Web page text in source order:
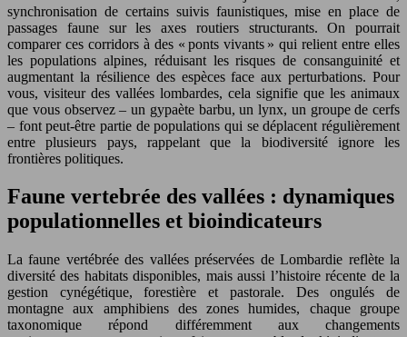
synchronisation de certains suivis faunistiques, mise en place de
passages faune sur les axes routiers structurants. On pourrait
comparer ces corridors à des « ponts vivants » qui relient entre elles
les populations alpines, réduisant les risques de consanguinité et
augmentant la résilience des espèces face aux perturbations. Pour
vous, visiteur des vallées lombardes, cela signifie que les animaux
que vous observez – un gypaète barbu, un lynx, un groupe de cerfs
– font peut-être partie de populations qui se déplacent régulièrement
entre plusieurs pays, rappelant que la biodiversité ignore les
frontières politiques.
Faune vertebrée des vallées : dynamiques
populationnelles et bioindicateurs
La faune vertébrée des vallées préservées de Lombardie reflète la
diversité des habitats disponibles, mais aussi l’histoire récente de la
gestion cynégétique, forestière et pastorale. Des ongulés de
montagne aux amphibiens des zones humides, chaque groupe
taxonomique répond différemment aux changements